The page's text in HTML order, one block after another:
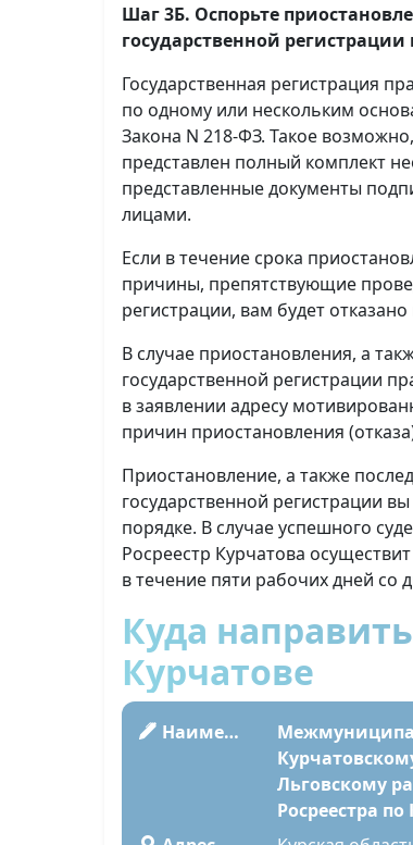
Шаг 3Б. Оспорьте
государственной
Государственная регистрация
по одному или нескольким
Закона N 218-ФЗ. Такое
представлен полный комплект
представленные документы
лицами.
Если в течение срока
причины, препятствующие
регистрации, вам будет
В случае приостановления, а
государственной регистрации
в заявлении адресу
причин приостановления
Приостановление, а также
государственной регистрации
порядке. В случае успешного
Росреестр Курчатова
в течение пяти рабочих дней со
Куда
Курчатове
Наименование
Льговскому
Росреестра